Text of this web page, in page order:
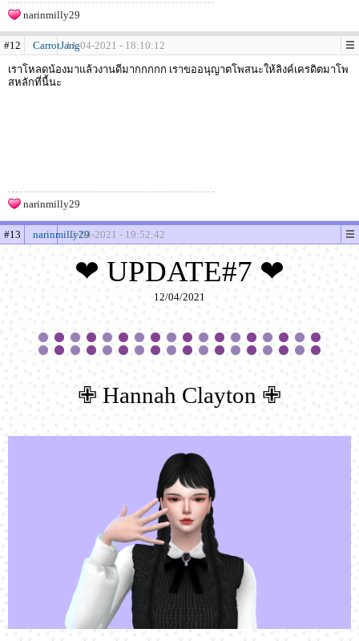
narinmilly29
#12 CarrotJang11-04-2021 - 18:10:12
เราโหลดน้องมาแล้วงานดีมากกกกก เราขออนุญาตโพสนะให้ลิงค์เครดิตมาโพ
สหลักที่นี้นะ
narinmilly29
#13 narinmilly2912-04-2021 - 19:52:42
❤ UPDATE#7 ❤
12/04/2021
✙ Hannah Clayton ✙